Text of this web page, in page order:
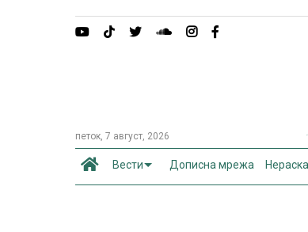
петок, 7 август, 2026
Вести Дописна мрежа